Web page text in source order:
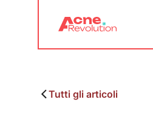
Tutti gli articoli